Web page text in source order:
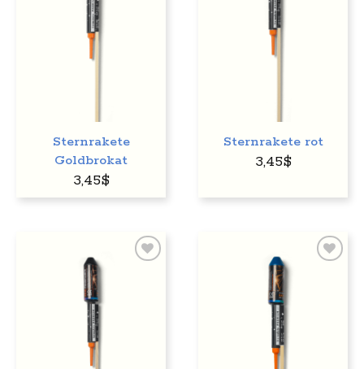
Sternrakete
Goldbrokat
3,45$
Sternrakete rot
3,45$
Wunschzettel